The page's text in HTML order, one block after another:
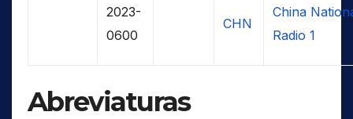
2023-
0600
CHN
China
Radio 1
Abreviaturas